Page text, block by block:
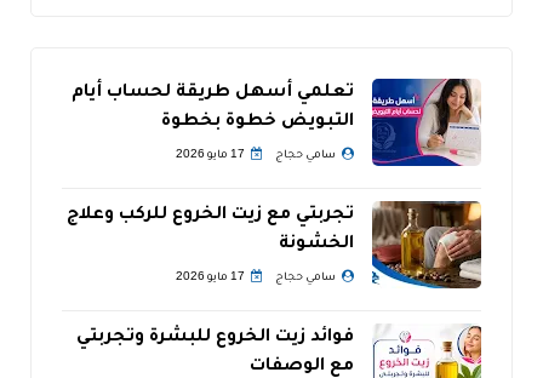
تعلمي أسهل طريقة لحساب أيام
التبويض خطوة بخطوة
سامي حجاج 17 مايو 2026
تجربتي مع زيت الخروع للركب وعلاج
الخشونة
سامي حجاج 17 مايو 2026
فوائد زيت الخروع للبشرة وتجربتي
مع الوصفات